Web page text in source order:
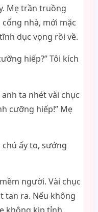
Mẹ trần truồng
nhà, mới mặc
dục vọng rồi về.
hiếp?” Tôi kích
ta nhét vài chục
cưỡng hiếp!” Mẹ
chú ấy to, sướng
người. Vài chục
tan ra. Nếu không